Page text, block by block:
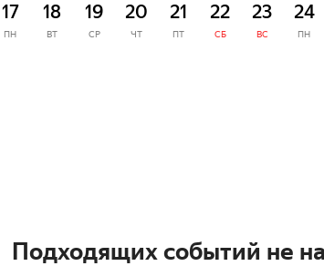
17
ПН
18
ВТ
19
СР
20
ЧТ
21
ПТ
22
СБ
23
ВС
24
ПН
Подходящих событий не